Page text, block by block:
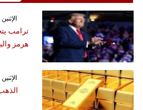
GMT 19:48 2026 الإثنين ,03 آب / أغسطس
ترامب
هرمز
GMT 20:15 2026 الإثنين ,03 آب / أغسطس